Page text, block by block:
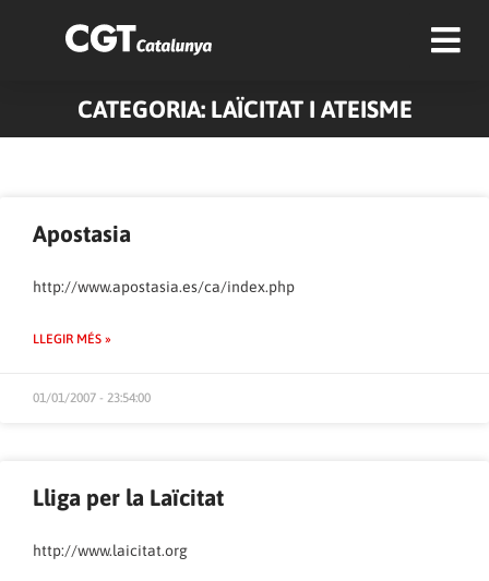
CATEGORIA: LAÏCITAT I ATEISME
Apostasia
http://www.apostasia.es/ca/index.php
LLEGIR MÉS »
01/01/2007 - 23:54:00
Lliga per la Laïcitat
http://www.laicitat.org